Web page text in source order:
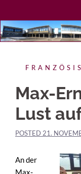
Max-
Lust
POSTED 21.
An der
Max-